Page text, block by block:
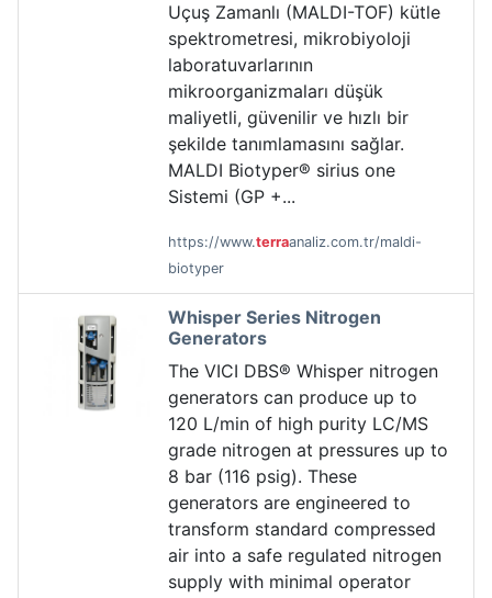
Uçuş Zamanlı (MALDI-TOF) kütle
spektrometresi, mikrobiyoloji
laboratuvarlarının
mikroorganizmaları düşük
maliyetli, güvenilir ve hızlı bir
şekilde tanımlamasını sağlar.
MALDI Biotyper® sirius one
Sistemi (GP +...
https://www.terraanaliz.com.tr/maldi-
biotyper
Whisper Series Nitrogen
Generators
The VICI DBS® Whisper nitrogen
generators can produce up to
120 L/min of high purity LC/MS
grade nitrogen at pressures up to
8 bar (116 psig). These
generators are engineered to
transform standard compressed
air into a safe regulated nitrogen
supply with minimal operator